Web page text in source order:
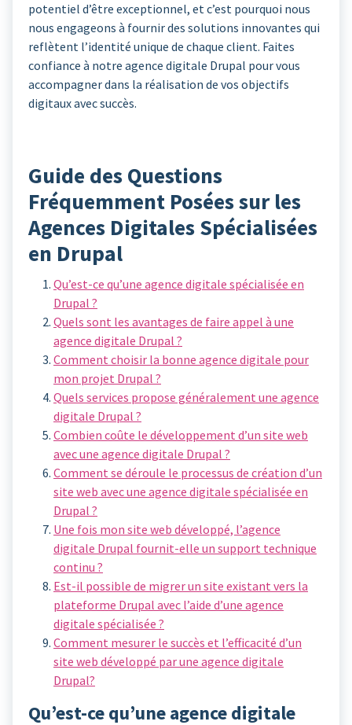
potentiel d’être exceptionnel, et c’est pourquoi nous
nous engageons à fournir des solutions innovantes qui
reflètent l’identité unique de chaque client. Faites
confiance à notre agence digitale Drupal pour vous
accompagner dans la réalisation de vos objectifs
digitaux avec succès.
Guide des Questions
Fréquemment Posées sur les
Agences Digitales Spécialisées
en Drupal
Qu’est-ce qu’une agence digitale spécialisée en
Drupal ?
Quels sont les avantages de faire appel à une
agence digitale Drupal ?
Comment choisir la bonne agence digitale pour
mon projet Drupal ?
Quels services propose généralement une agence
digitale Drupal ?
Combien coûte le développement d’un site web
avec une agence digitale Drupal ?
Comment se déroule le processus de création d’un
site web avec une agence digitale spécialisée en
Drupal ?
Une fois mon site web développé, l’agence
digitale Drupal fournit-elle un support technique
continu ?
Est-il possible de migrer un site existant vers la
plateforme Drupal avec l’aide d’une agence
digitale spécialisée ?
Comment mesurer le succès et l’efficacité d’un
site web développé par une agence digitale
Drupal?
Qu’est-ce qu’une agence digitale